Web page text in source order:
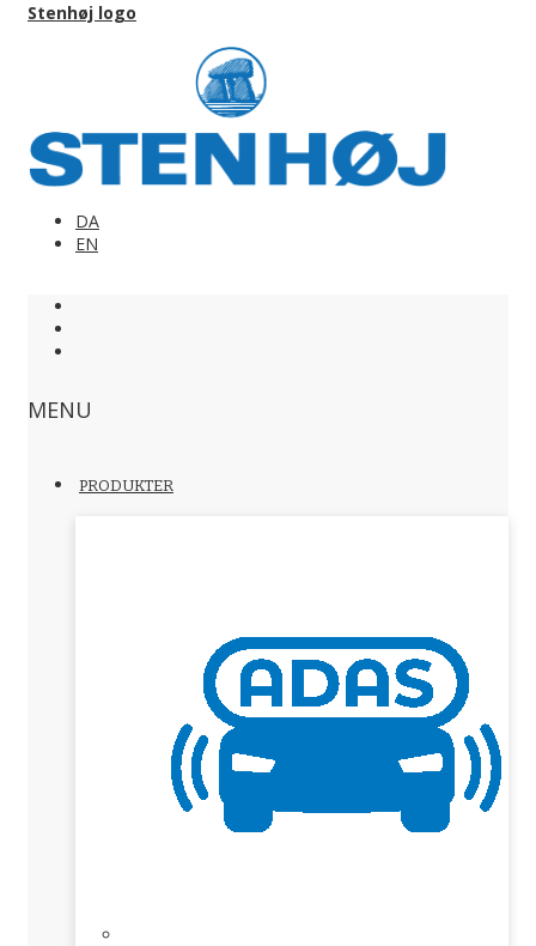
Stenhøj logo
DA
EN
MENU
PRODUKTER